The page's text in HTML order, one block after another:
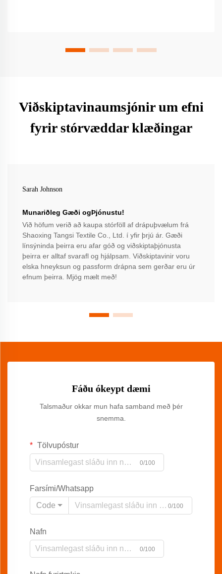
Viðskiptavinaumsjónir um efni
fyrir stórvæddar klæðingar
Sarah Johnson
Munariðleg Gæði ogÞjónustu!
Við höfum verið að kaupa stórföll af drápuþvælum frá
Shaoxing Tangsi Textile Co., Ltd. í yfir þrjú ár. Gæði
línsýninda þeirra eru afar góð og viðskiptaþjónusta
þeirra er alltaf svarafl og hjálpsam. Viðskiptavinir voru
elska hneyksun og passform drápna sem gerðar eru úr
efnum þeirra. Mjög mælt með!
Fáðu ókeypt dæmi
Talsmaður okkar mun hafa samband með þér
snemma.
Tölvupóstur
0/100
Farsími/Whatsapp
Code
0/100
Nafn
0/100